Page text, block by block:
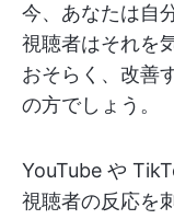
今、あなたは自
視聴者はそれを
おそらく、改善
の方でしょう。
YouTube や
視聴者の反応を